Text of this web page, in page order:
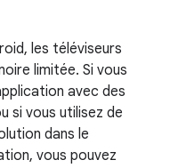
les téléviseurs
limitée. Si vous
avec des
si vous utilisez de
dans le
vous pouvez